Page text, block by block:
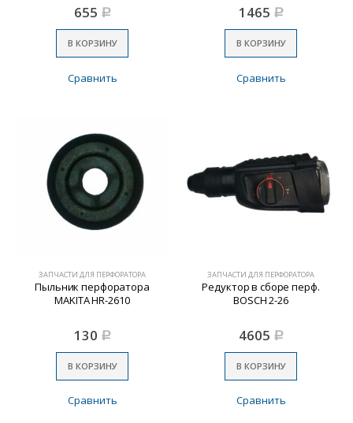
655 Р
В КОРЗИНУ
Сравнить
1465 Р
В КОРЗИНУ
Сравнить
ЗАПЧАСТИ ДЛЯ ПЕРФОРАТОРА
Пыльник перфоратора
MAKITA HR-2610
130 Р
В КОРЗИНУ
Сравнить
ЗАПЧАСТИ ДЛЯ ПЕРФОРАТОРА
Редуктор в сборе перф.
BOSCH 2-26
4605 Р
В КОРЗИНУ
Сравнить